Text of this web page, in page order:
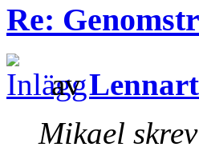
Re:
av
Mikael